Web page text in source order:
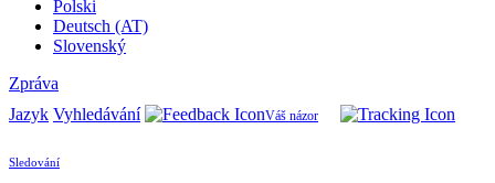
Polski
Deutsch (AT)
Slovenský
Zpráva
Jazyk Vyhledávání Váš názor
Sledování